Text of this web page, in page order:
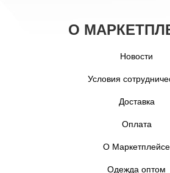
О
Новости
Условия
Доставка
Оплата
О Маркетплейсе
Одежда оптом